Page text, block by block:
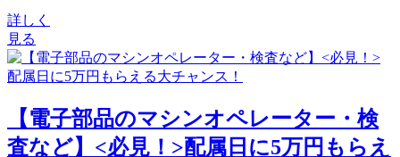
詳しく
見る
【電子部品のマシンオペレーター・検
査など】<必見！>配属日に5万円もらえ